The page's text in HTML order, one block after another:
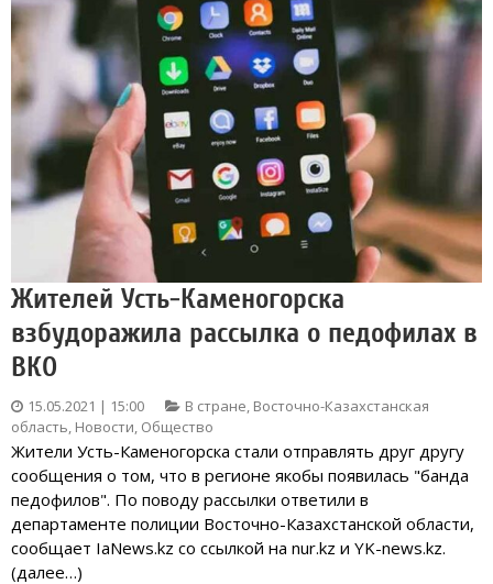
Жителей Усть-Каменогорска
взбудоражила рассылка о педофилах в
ВКО
15.05.2021 | 15:00 В стране, Восточно-Казахстанская
область, Новости, Общество
Жители Усть-Каменогорска стали отправлять друг другу
сообщения о том, что в регионе якобы появилась "банда
педофилов". По поводу рассылки ответили в
департаменте полиции Восточно-Казахстанской области,
сообщает IaNews.kz со ссылкой на nur.kz и YK-news.kz.
(далее…)